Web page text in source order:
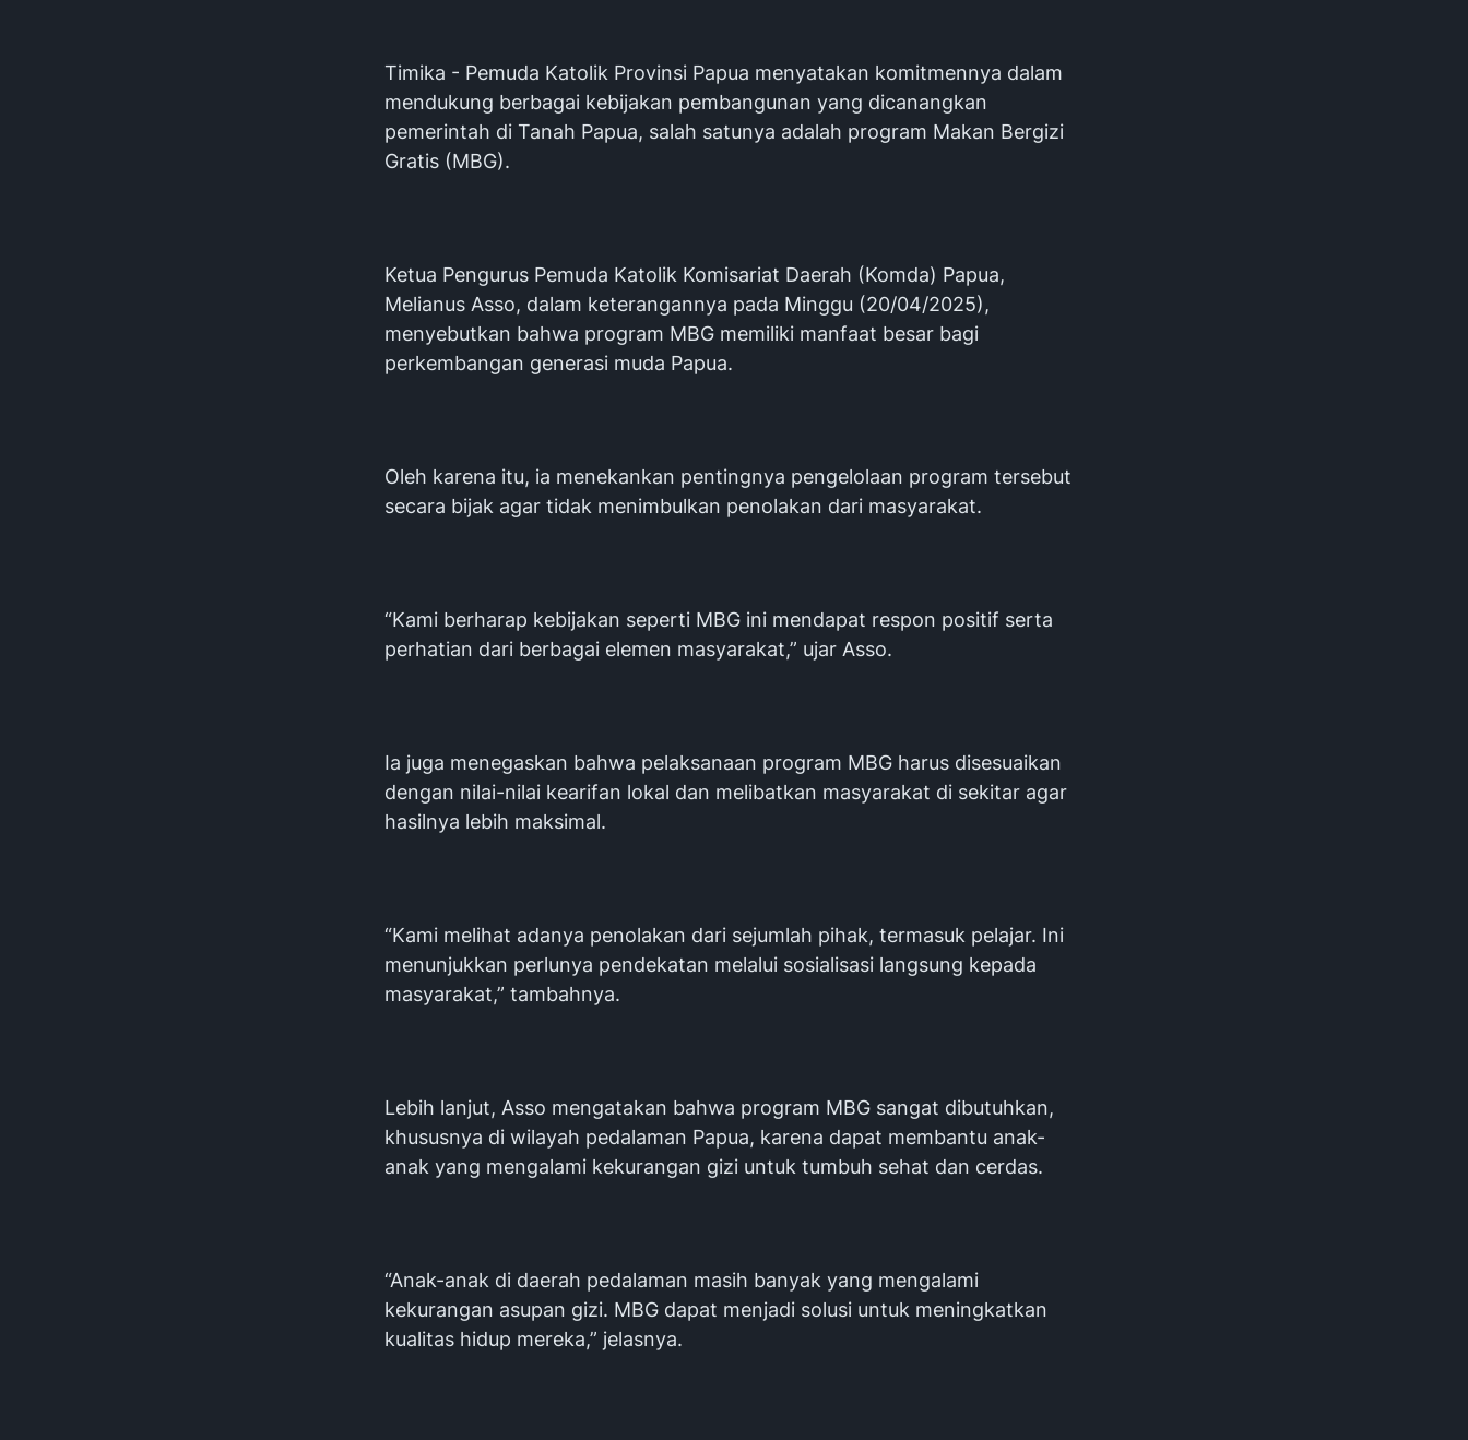
Timika - Pemuda Katolik Provinsi Papua menyatakan komitmennya dalam
mendukung berbagai kebijakan pembangunan yang dicanangkan
pemerintah di Tanah Papua, salah satunya adalah program Makan Bergizi
Gratis (MBG).
Ketua Pengurus Pemuda Katolik Komisariat Daerah (Komda) Papua,
Melianus Asso, dalam keterangannya pada Minggu (20/04/2025),
menyebutkan bahwa program MBG memiliki manfaat besar bagi
perkembangan generasi muda Papua.
Oleh karena itu, ia menekankan pentingnya pengelolaan program tersebut
secara bijak agar tidak menimbulkan penolakan dari masyarakat.
“Kami berharap kebijakan seperti MBG ini mendapat respon positif serta
perhatian dari berbagai elemen masyarakat,” ujar Asso.
Ia juga menegaskan bahwa pelaksanaan program MBG harus disesuaikan
dengan nilai-nilai kearifan lokal dan melibatkan masyarakat di sekitar agar
hasilnya lebih maksimal.
“Kami melihat adanya penolakan dari sejumlah pihak, termasuk pelajar. Ini
menunjukkan perlunya pendekatan melalui sosialisasi langsung kepada
masyarakat,” tambahnya.
Lebih lanjut, Asso mengatakan bahwa program MBG sangat dibutuhkan,
khususnya di wilayah pedalaman Papua, karena dapat membantu anak-
anak yang mengalami kekurangan gizi untuk tumbuh sehat dan cerdas.
“Anak-anak di daerah pedalaman masih banyak yang mengalami
kekurangan asupan gizi. MBG dapat menjadi solusi untuk meningkatkan
kualitas hidup mereka,” jelasnya.